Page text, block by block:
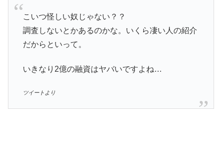
こいつ怪しい奴じゃない？？
調査しないとかあるのかな。いくら凄い人の紹介
だからといって。
いきなり2億の融資はヤバいですよね…
ツイートより